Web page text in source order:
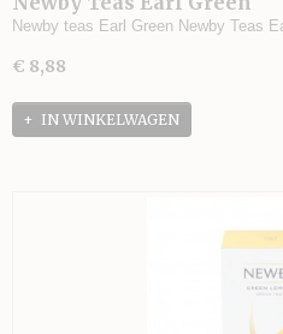
Newby teas Earl Green Newby Teas
€ 8,88
IN WINKELWAGEN